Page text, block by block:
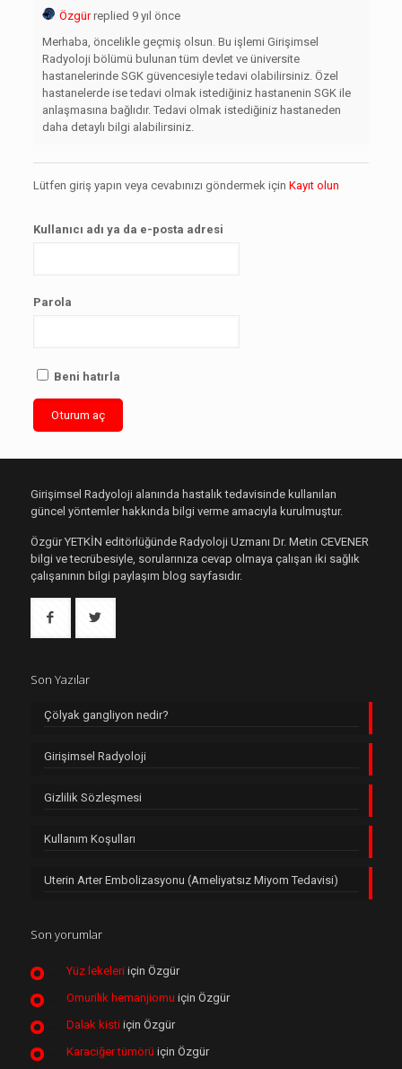
Özgürreplied 9 yıl önce
Merhaba, öncelikle geçmiş olsun. Bu işlemi Girişimsel
Radyoloji bölümü bulunan tüm devlet ve üniversite
hastanelerinde SGK güvencesiyle tedavi olabilirsiniz. Özel
hastanelerde ise tedavi olmak istediğiniz hastanenin SGK ile
anlaşmasına bağlıdır. Tedavi olmak istediğiniz hastaneden
daha detaylı bilgi alabilirsiniz.
Lütfen giriş yapın veya cevabınızı göndermek içinKayıt olun
Kullanıcı adı ya da e-posta adresi
Parola
Beni hatırla
Girişimsel Radyoloji alanında hastalık tedavisinde kullanılan
güncel yöntemler hakkında bilgi verme amacıyla kurulmuştur.
Özgür YETKİN editörlüğünde Radyoloji Uzmanı Dr. Metin CEVENER
bilgi ve tecrübesiyle, sorularınıza cevap olmaya çalışan iki sağlık
çalışanının bilgi paylaşım blog sayfasıdır.
Son Yazılar
Çölyak gangliyon nedir?
Girişimsel Radyoloji
Gizlilik Sözleşmesi
Kullanım Koşulları
Uterin Arter Embolizasyonu (Ameliyatsız Miyom Tedavisi)
Son yorumlar
Yüz lekeleriiçin Özgür
Omurilik hemanjiomu için Özgür
Dalak kistiiçin Özgür
Karaciğer tümörü için Özgür